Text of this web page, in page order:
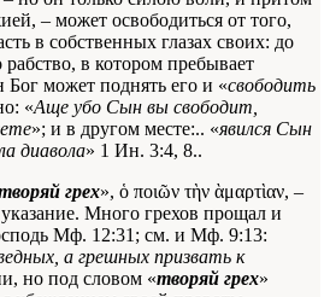
– может освободиться от того,
в собственных глазах своих: до
рабство, в котором пребывает
Бог может поднять его и «свободить
«Аще убо Сын вы свободит,
»; и в другом месте:.. «явился Сын
диавола» 1 Ин. 3:4, 8..
грех», ὁ ποιῶν τὴν ὰμαρτὶαν, –
Много грехов прощал и
Мф. 12:31; см. и Мф. 9:13:
а грешных призвать к
но под словом «творяй грех»